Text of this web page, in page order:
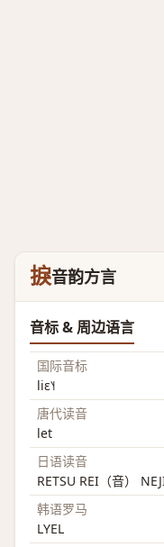
捩音韵方言
音标 & 周边语言
国际音标
liɛ˥˧
唐代读音
let
日语读音
RETSU REI（音）
韩语罗马
LYEL